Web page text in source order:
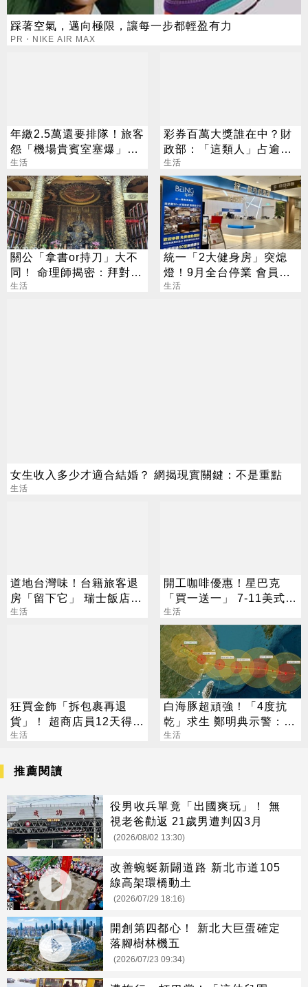
踩著空氣，邁向極限，讓每一步都輕盈有力
PR・NIKE AIR MAX
年繳2.5萬還要排隊！旅客
怨「機場貴賓室塞爆」一
票人共鳴
生活
彩券百萬大獎誰在中？財
政部：「這類人」占逾6
成
生活
關公「拿書or持刀」大不
同！ 命理師揭密：拜對大
加分、拜錯恐虧本
生活
統一「2大健身房」突熄
燈！9月全台停業 會員退
費方案一次看
生活
女生收入多少才適合結婚？ 網揭現實關鍵：不是重點
生活
道地台灣味！台籍旅客退
房「留下它」 瑞士飯店員
工吃上癮
生活
開工咖啡優惠！星巴克
「買一送一」 7-11美式買
7送7
生活
狂買金飾「拆包裹再退
貨」！ 超商店員12天得手
39萬 下場出爐
生活
白海豚超頑強！「4度抗
乾」求生 鄭明典示警：不
可輕忽
生活
推薦閱讀
役男收兵單竟「出國爽玩」！ 無
視老爸勸返 21歲男遭判囚3月
(2026/08/02 13:30)
改善蜿蜒新闢道路 新北市道105
線高架環橋動土
(2026/07/29 18:16)
開創第四都心！ 新北大巨蛋確定
落腳樹林機五
(2026/07/23 09:34)